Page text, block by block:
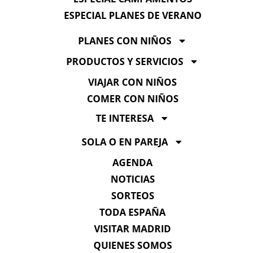
ESPECIAL PLANES DE VERANO
PLANES CON NIÑOS
PRODUCTOS Y SERVICIOS
VIAJAR CON NIÑOS
COMER CON NIÑOS
TE INTERESA
SOLA O EN PAREJA
AGENDA
NOTICIAS
SORTEOS
TODA ESPAÑA
VISITAR MADRID
QUIENES SOMOS